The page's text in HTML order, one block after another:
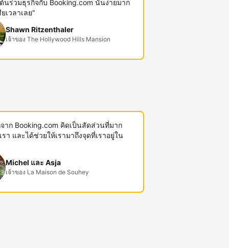
นร่วมธุรกิจกับ Booking.com นั้นง่ายมาก
เวลาเลย"
Shawn Ritzenthaler
เจ้าของ The Hollywood Hills Mansion
าก Booking.com คิดเป็นสัดส่วนที่มาก
า และได้ช่วยให้เรามาถึงจุดที่เราอยู่ใน
Michel และ Asja
เจ้าของ La Maison de Souhey